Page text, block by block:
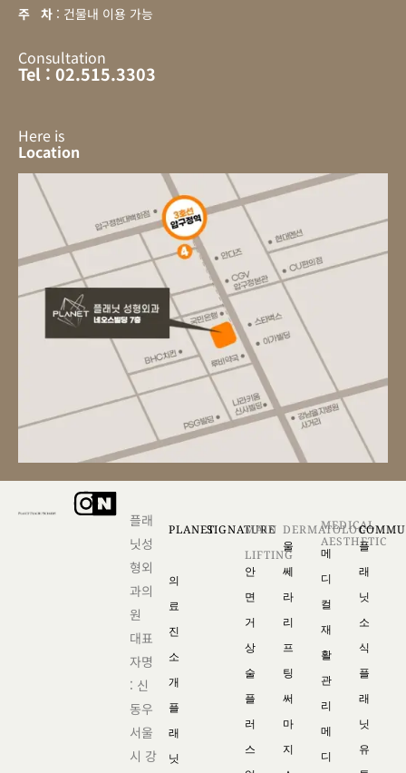
주 차 : 건물내 이용 가능
Consultation
Tel : 02.515.3303
Here is
Location
플래
닛성
형외
과의
원
대표
자명
: 신
동우
서울
시 강
PLANET
의
료
진
소
개
플
래
닛
SIGNATURE
MAIN
LIFTING
안
면
거
상
술
플
러
스
DERMATOLOG
울
쎄
라
리
프
팅
써
마
지
MEDICAL
AESTHETIC
메
디
컬
재
활
관
리
메
디
플
래
닛
소
식
플
래
닛
유